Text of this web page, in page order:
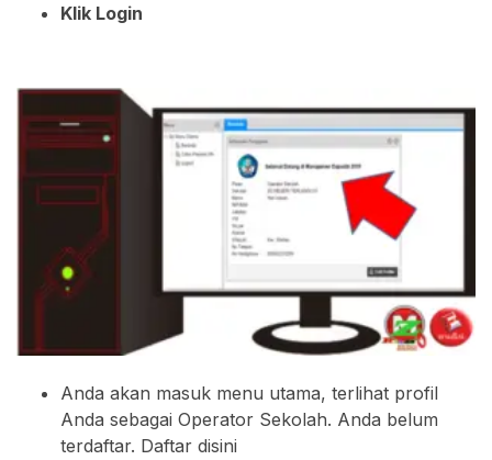
Klik Login
Anda akan masuk menu utama, terlihat profil
Anda sebagai Operator Sekolah. Anda belum
terdaftar. Daftar disini